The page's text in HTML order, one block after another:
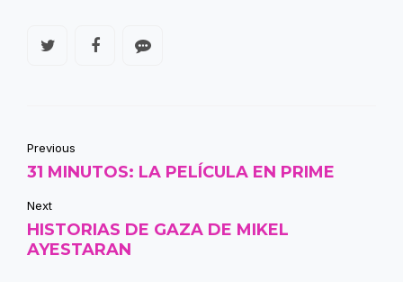
Previous
31 MINUTOS: LA PELÍCULA EN PRIME
Next
HISTORIAS DE GAZA DE MIKEL
AYESTARAN